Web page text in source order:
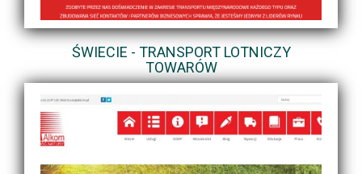
ŚWIECIE - TRANSPORT LOTNICZY
TOWARÓW